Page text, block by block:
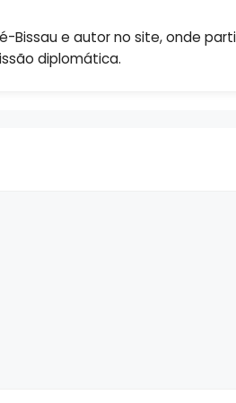
Bissau e autor no site, onde
diplomática.